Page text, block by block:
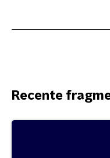
Recente